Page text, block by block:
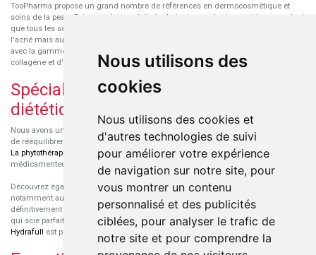
Nous utilisons des
cookies
Nous utilisons des cookies et
d'autres technologies de suivi
pour améliorer votre expérience
de navigation sur notre site, pour
vous montrer un contenu
personnalisé et des publicités
ciblées, pour analyser le trafic de
notre site et pour comprendre la
TooPharma propose un grand nombre de références en dermocosmétique et
soins de la peau. Retrouvez les produits hydratants pour le visage et le corps ainsi
que tous les soins pour peaux sensibles ou à tendance atopique, les soins pour
l'acné mais aussi des démaquillants. Découvrez nos nouvelles références SVR
avec la gamme anti-âge pour les peaux encore jeunes
collagène et d'acide hyaluronique.
Spécialisation en micronutrition et
diététique
Nous avons un engouement particulier pour la micronutrition qui permet souvent
de rééquilibrer des carences ou d'améliorer des troubles métaboliques mineurs.
La phytothérapie
l'aromathérapiesont souvent complémentaires de traitements
médicamenteux lorsqu'ils sont bien conseillés.
Découvrez également les protéines et les produits de nutrition sportive,
notamment au sein de la gamme française
Eric Favre
. Cette gamme est
définitivement axée sur le choix qualitatif des ingrédients et sur une formulation
qui scie parfaitement aux besoins de chaque sportif. La gamme hydratation
Hydrafull est pensée pour une hydratation maximale.